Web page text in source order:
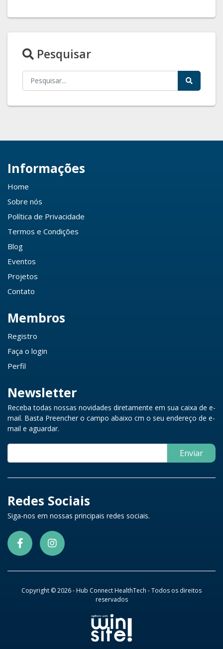
Pesquisar
Informações
Home
Sobre nós
Política de Privacidade
Termos e Condições
Blog
Eventos
Projetos
Contato
Membros
Registro
Faça o login
Perfil
Newsletter
Receba todas nossas novidades diretamente em sua caixa de e-
mail. Basta Preencher o campo abaixo cm o seu endereço de e-
mail e aguardar.
Enviar
Redes Sociais
Siga-nos em nossas principais redes sociais.
Copyright © 2026 - Hub Connect HealthTech - Todos os direitos
reservados